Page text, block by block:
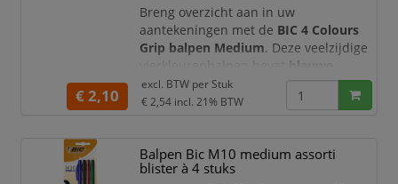
Breng overzicht aan in uw
aantekeningen met de BIC 4 Colours
Grip balpen Medium. Deze veelzijdige
blauwe,
zwarte, rode en groene inktin één
compacte houder. Met de afzonderlijke
pen te hoeven pakken.
€ 2,10
excl. BTW per Stuk
€ 2,54 incl. 21% BTW
Balpen Bic M10 medium assorti
blister à 4 stuks